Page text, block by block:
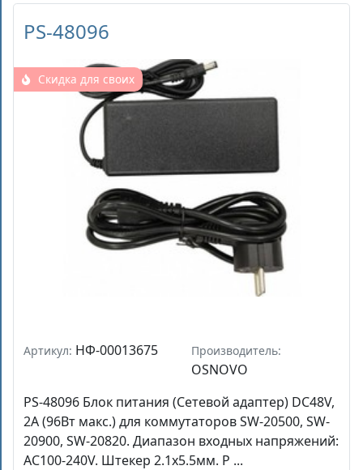
PS-48096
Скидка для своих
Артикул: НФ-00013675 Производитель:
OSNOVO
PS-48096 Блок питания (Сетевой адаптер) DC48V,
2A (96Вт макс.) для коммутаторов SW-20500, SW-
20900, SW-20820. Диапазон входных напряжений:
AC100-240V. Штекер 2.1x5.5мм. Р ...